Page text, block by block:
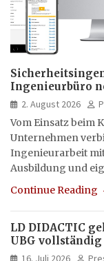
Ingenieurbüro
hybrid und
2. August 2026
Vom Einsatz beim
Unternehmen
Ingenieurarbeit
Ausbildung und
Continue Reading
LD DIDACTIC
UBG
16. Juli 2026